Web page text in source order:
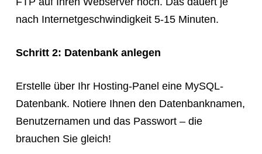
nach Internetgeschwindigkeit 5-15 Minuten.
Schritt 2: Datenbank anlegen
Erstelle über Ihr Hosting-Panel eine MySQL-
Datenbank. Notiere Ihnen den Datenbanknamen,
Benutzernamen und das Passwort – die
brauchen Sie gleich!